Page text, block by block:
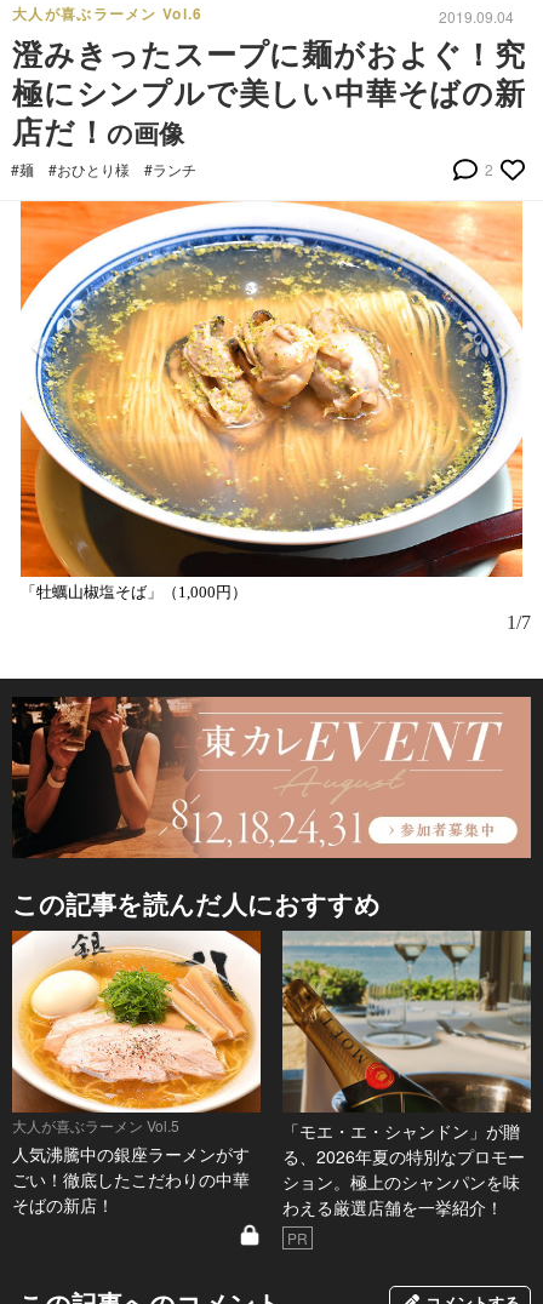
大人が喜ぶラーメン Vol.6 2019.09.04
澄みきったスープに麺がおよぐ！究
極にシンプルで美しい中華そばの新
店だ！の画像
#麺 #おひとり様 #ランチ 2
「牡蠣山椒塩そば」（1,000円）
1/7
この記事を読んだ人におすすめ
大人が喜ぶラーメン Vol.5
人気沸騰中の銀座ラーメンがす
ごい！徹底したこだわりの中華
そばの新店！
「モエ・エ・シャンドン」が贈
る、2026年夏の特別なプロモー
ション。極上のシャンパンを味
わえる厳選店舗を一挙紹介！
PR